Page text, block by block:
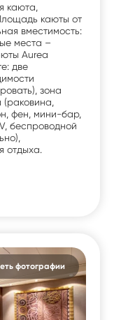
каюта,
каюты от
вместимость:
места –
Aurea
две
зона
(раковина,
фен, мини-бар,
беспроводной
отдыха.
фотографии